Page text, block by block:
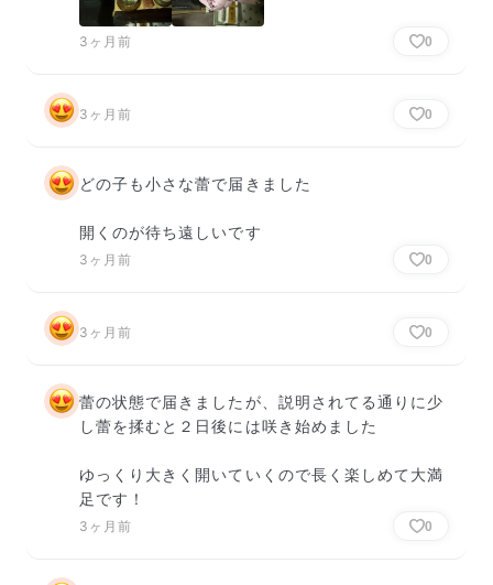
3ヶ月前 0
3ヶ月前 0
どの子も小さな蕾で届きました
開くのが待ち遠しいです
3ヶ月前 0
3ヶ月前 0
蕾の状態で届きましたが、説明されてる通りに少
し蕾を揉むと２日後には咲き始めました
ゆっくり大きく開いていくので長く楽しめて大満
足です！
3ヶ月前 0